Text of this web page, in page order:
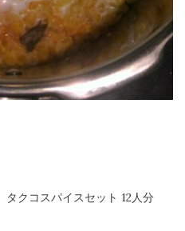
タクコスパイスセット 12人分